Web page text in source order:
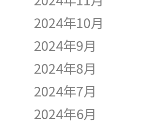
2024年10月
2024年9月
2024年8月
2024年7月
2024年6月